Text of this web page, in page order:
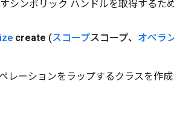
シンボリック ハンドルを取得するた
create (スコープスコープ、 オペラ
レーションをラップするクラスを作